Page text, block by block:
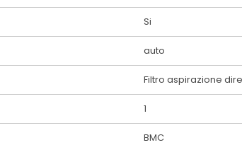
Si
auto
Filtro aspirazione
1
BMC